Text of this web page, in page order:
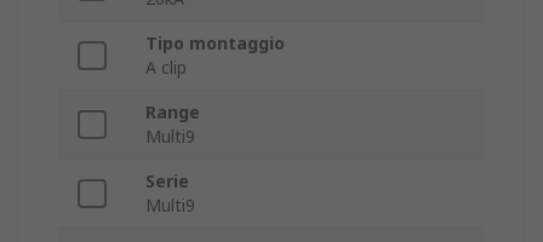
Tipo montaggio
A clip
Range
Multi9
Serie
Multi9